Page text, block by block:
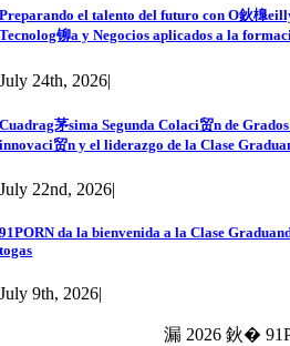
Preparando el talento del futuro con O鈥橰
Tecnolog铆a y Negocios aplicados a la
July 24th, 2026|
Cuadrag茅sima Segunda Colaci贸n de
innovaci贸n y el liderazgo de la Clase
July 22nd, 2026|
91PORN da la bienvenida a la Clase
togas
July 9th, 2026|
漏 2026 鈥�